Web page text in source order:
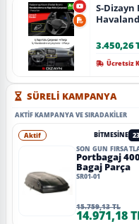
S-
Krom) A+
3.450,26
Ücretsiz
SÜRELİ KAMPANYA
AKTIF KAMPANYA VE SIRADAKILER
Aktif BITMESINE 23
SON GÜN
Portbagaj
Bagaj Parça
SR01-01
15.759,13 TL
14.971,18